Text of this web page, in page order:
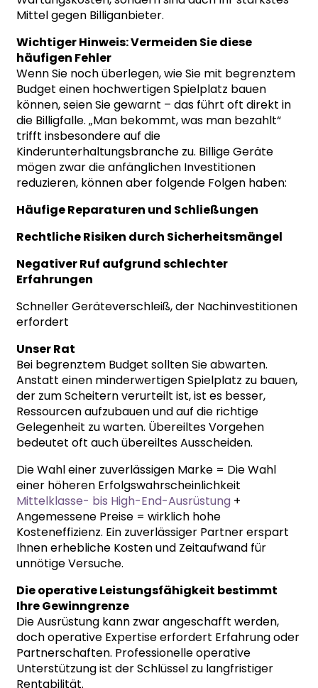
Mittel gegen Billiganbieter.
Wichtiger Hinweis: Vermeiden Sie diese
häufigen Fehler
Wenn Sie noch überlegen, wie Sie mit begrenztem
Budget einen hochwertigen Spielplatz bauen
können, seien Sie gewarnt – das führt oft direkt in
die Billigfalle. „Man bekommt, was man bezahlt“
trifft insbesondere auf die
Kinderunterhaltungsbranche zu. Billige Geräte
mögen zwar die anfänglichen Investitionen
reduzieren, können aber folgende Folgen haben:
Häufige Reparaturen und Schließungen
Rechtliche Risiken durch Sicherheitsmängel
Negativer Ruf aufgrund schlechter
Erfahrungen
Schneller Geräteverschleiß, der Nachinvestitionen
erfordert
Unser Rat
Bei begrenztem Budget sollten Sie abwarten.
Anstatt einen minderwertigen Spielplatz zu bauen,
der zum Scheitern verurteilt ist, ist es besser,
Ressourcen aufzubauen und auf die richtige
Gelegenheit zu warten. Übereiltes Vorgehen
bedeutet oft auch übereiltes Ausscheiden.
Die Wahl einer zuverlässigen Marke = Die Wahl
einer höheren Erfolgswahrscheinlichkeit
Mittelklasse- bis High-End-Ausrüstung +
Angemessene Preise = wirklich hohe
Kosteneffizienz. Ein zuverlässiger Partner erspart
Ihnen erhebliche Kosten und Zeitaufwand für
unnötige Versuche.
Die operative Leistungsfähigkeit bestimmt
Ihre Gewinngrenze
Die Ausrüstung kann zwar angeschafft werden,
doch operative Expertise erfordert Erfahrung oder
Partnerschaften. Professionelle operative
Unterstützung ist der Schlüssel zu langfristiger
Rentabilität.